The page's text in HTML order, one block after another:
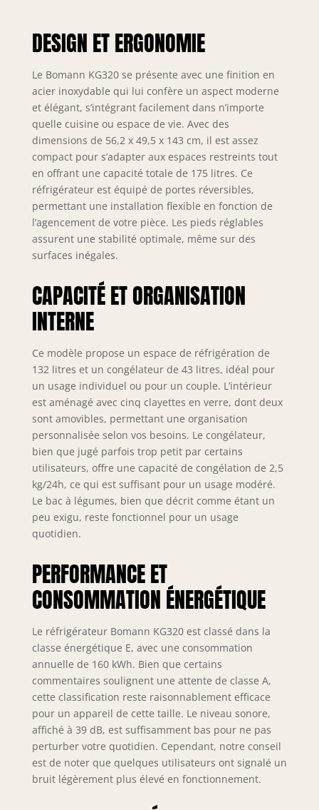
conservant des
dimensions
pour les petites
cuisines ou les
espaces restreints
Contrôle précis de
la température :
L’appareil dispose
d’un système de
contrôle de la
température en
continu,
permettant
d’ajuster
conservation
optimale de vos
garantit flexibilité
et simplicité
d’utilisation
Conception
fonctionnelle et
adaptable : Équipé
de charnières de
porte à droite, le
réfrigérateur offre
également la
possibilité de les
interchanger,
aménagement
réglables
permettent de
sur différentes
surfaces Design
sobre et élégant :
Sa finition inox
s’intègre
harmonieusement
dans tout style de
cuisine, apportant
une touche
moderne. Son
DESIGN ET ERGONOMIE
Le Bomann KG320 se présente avec une finition en
acier inoxydable qui lui confère un aspect moderne
et élégant, s’intégrant facilement dans n’importe
quelle cuisine ou espace de vie. Avec des
dimensions de 56,2 x 49,5 x 143 cm, il est assez
compact pour s’adapter aux espaces restreints tout
en offrant une capacité totale de 175 litres. Ce
réfrigérateur est équipé de portes réversibles,
permettant une installation flexible en fonction de
l’agencement de votre pièce. Les pieds réglables
assurent une stabilité optimale, même sur des
surfaces inégales.
CAPACITÉ ET ORGANISATION
INTERNE
Ce modèle propose un espace de réfrigération de
132 litres et un congélateur de 43 litres, idéal pour
un usage individuel ou pour un couple. L’intérieur
est aménagé avec cinq clayettes en verre, dont deux
sont amovibles, permettant une organisation
personnalisée selon vos besoins. Le congélateur,
bien que jugé parfois trop petit par certains
utilisateurs, offre une capacité de congélation de 2,5
kg/24h, ce qui est suffisant pour un usage modéré.
Le bac à légumes, bien que décrit comme étant un
peu exigu, reste fonctionnel pour un usage
quotidien.
PERFORMANCE ET
CONSOMMATION ÉNERGÉTIQUE
Le réfrigérateur Bomann KG320 est classé dans la
classe énergétique E, avec une consommation
annuelle de 160 kWh. Bien que certains
commentaires soulignent une attente de classe A,
cette classification reste raisonnablement efficace
pour un appareil de cette taille. Le niveau sonore,
affiché à 39 dB, est suffisamment bas pour ne pas
perturber votre quotidien. Cependant, notre conseil
est de noter que quelques utilisateurs ont signalé un
bruit légèrement plus élevé en fonctionnement.